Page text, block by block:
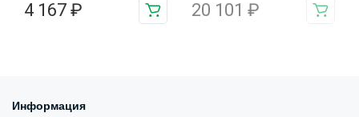
4 167 ₽ 20 101 ₽
Информация